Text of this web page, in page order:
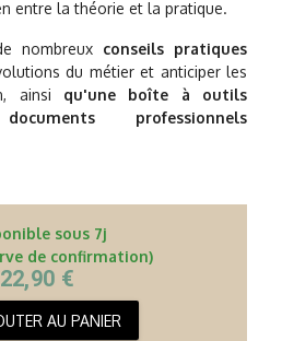
entre la théorie et la pratique.
nombreux conseils pratiques
du métier et anticiper les
ainsi qu'une boîte à outils
professionnels
sous 7j
de confirmation)
22,90 €
AU PANIER